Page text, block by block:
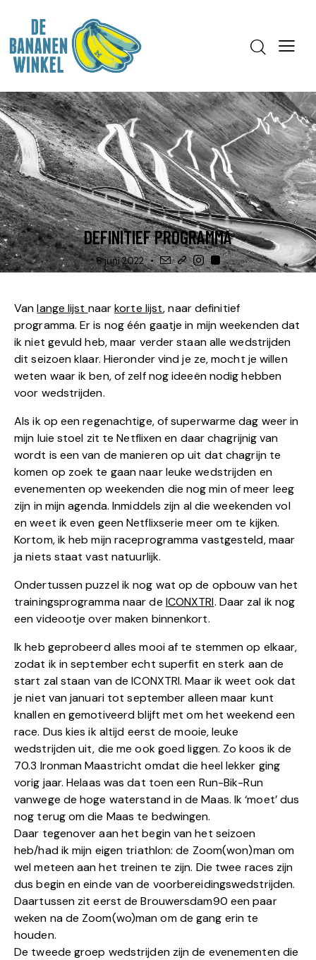
BLOG TRAINING, OP WEG NAAR ...
DEFINITIEF PROGRAMMA
6 juni 2022
Vanlange lijst naarkorte lijst, naar definitief
programma. Er is nog één gaatje in mijn weekenden dat
ik niet gevuld heb, maar verder staan alle wedstrijden
dit seizoen klaar. Hieronder vind je ze, mocht je willen
weten waar ik ben, of zelf nog ideeën nodig hebben
voor wedstrijden.
Als ik op een regenachtige, of superwarme dag weer in
mijn luie stoel zit te Netflixen en daar chagrijnig van
wordt is een van de manieren op uit dat chagrijn te
komen op zoek te gaan naar leuke wedstrijden en
evenementen op weekenden die nog min of meer leeg
zijn in mijn agenda. Inmiddels zijn al die weekenden vol
en weet ik even geen Netflixserie meer om te kijken.
Kortom, ik heb mijn raceprogramma vastgesteld, maar
ja niets staat vast natuurlijk.
Ondertussen puzzel ik nog wat op de opbouw van het
trainingsprogramma naar de ICONXTRI. Daar zal ik nog
een videootje over maken binnenkort.
Ik heb geprobeerd alles mooi af te stemmen op elkaar,
zodat ik in september echt superfit en sterk aan de
start zal staan van de ICONXTRI. Maar ik weet ook dat
je niet van januari tot september alleen maar kunt
knallen en gemotiveerd blijft met om het weekend een
race. Dus kies ik altijd eerst de mooie, leuke
wedstrijden uit, die me ook goed liggen. Zo koos ik de
70.3 Ironman Maastricht omdat die heel lekker ging
vorig jaar. Helaas was dat toen een Run-Bik-Run
vanwege de hoge waterstand in de Maas. Ik ‘moet’ dus
nog terug om die Maas te bedwingen.
Daar tegenover aan het begin van het seizoen
heb/had ik mijn eigen triathlon: de Zoom(won)man om
wel meteen aan het treinen te zijn. Die twee races zijn
dus begin en einde van de voorbereidingswedstrijden.
Daartussen zit eerst de Brouwersdam90 een paar
weken na de Zoom(wo)man om de gang erin te
houden.
De tweede groep wedstrijden zijn de evenementen die